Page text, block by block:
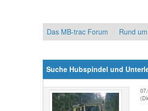
Das MB-trac Forum Rund
Suche Hubspindel und